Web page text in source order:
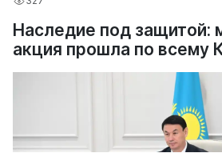
Наследие под защитой:
акция прошла по всему